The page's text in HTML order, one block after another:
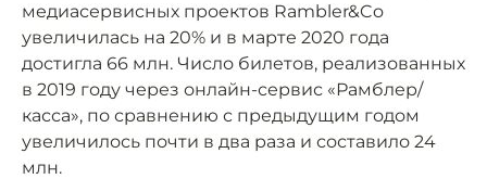
медиасервисных проектов Rambler&Co
увеличилась на 20% и в марте 2020 года
достигла 66 млн. Число билетов, реализованных
в 2019 году через онлайн-сервис «Рамблер/
касса», по сравнению с предыдущим годом
увеличилось почти в два раза и составило 24
млн.